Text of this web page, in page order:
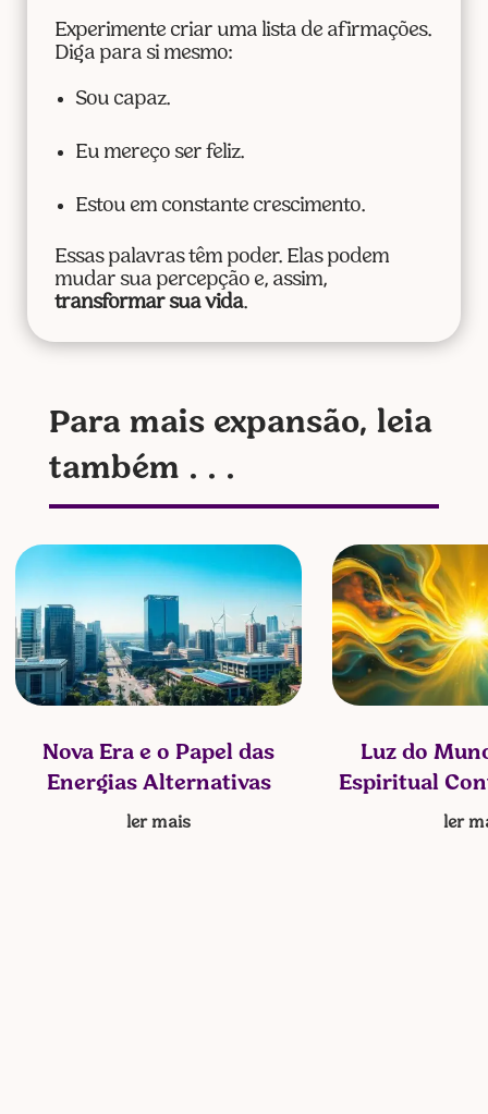
Experimente criar uma lista de afirmações.
Diga para si mesmo:
Sou capaz.
Eu mereço ser feliz.
Estou em constante crescimento.
Essas palavras têm poder. Elas podem
mudar sua percepção e, assim,
transformar sua vida.
Para mais expansão, leia
também . . .
Nova Era e o Papel das
Energias Alternativas
ler mais
Luz do
Espiritual
ler